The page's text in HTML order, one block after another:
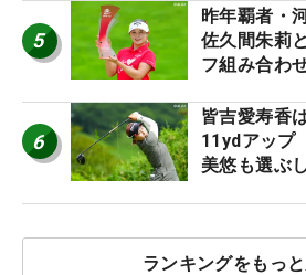
ロたちの“飛
5
昨年覇者・
佐久間朱莉
フ組み合わ
6
皆吉愛寿香
11ydアッ
美悠も選ぶ
ランキングをもっ